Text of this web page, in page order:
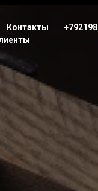
Контакты